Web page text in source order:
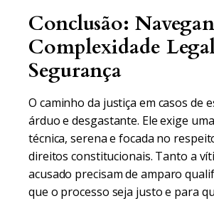
Conclusão:
Complexidade
Segurança
O caminho da justiça em casos de
árduo e desgastante. Ele exige
técnica, serena e focada no
direitos constitucionais. Tanto a
acusado precisam de amparo
que o processo seja justo e para